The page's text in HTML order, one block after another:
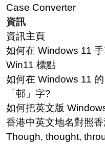
Case Converter
資訊
資訊主頁
如何在 Windows 11
Win11 標點
如何在 Windows 11
「邨」字?
如何把英文版
香港中英文地名對照
Though, thought,